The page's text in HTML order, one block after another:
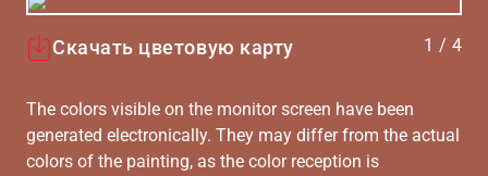
Скачать цветовую карту 1 / 4
The colors visible on the monitor screen have been
generated electronically. They may differ from the actual
colors of the painting, as the color reception is